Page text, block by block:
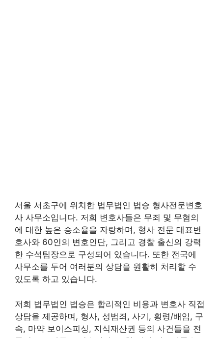
서울 서초구에 위치한 법무법인 법승 형사전문변호
사 사무소입니다. 저희 변호사들은 무죄 및 무혐의
에 대한 높은 승소율을 자랑하며, 형사 전문 대표변
호사와 60인의 변호인단, 그리고 경찰 출신의 강력
한 수석팀장으로 구성되어 있습니다. 또한 전국에
사무소를 두어 여러분의 상담을 원활히 처리할 수
있도록 하고 있습니다.
저희 법무법인 법승은 합리적인 비용과 변호사 직접
상담을 제공하며, 형사, 성범죄, 사기, 횡령/배임, 구
속, 마약 보이스피싱, 지식재산권 등의 사건들을 전